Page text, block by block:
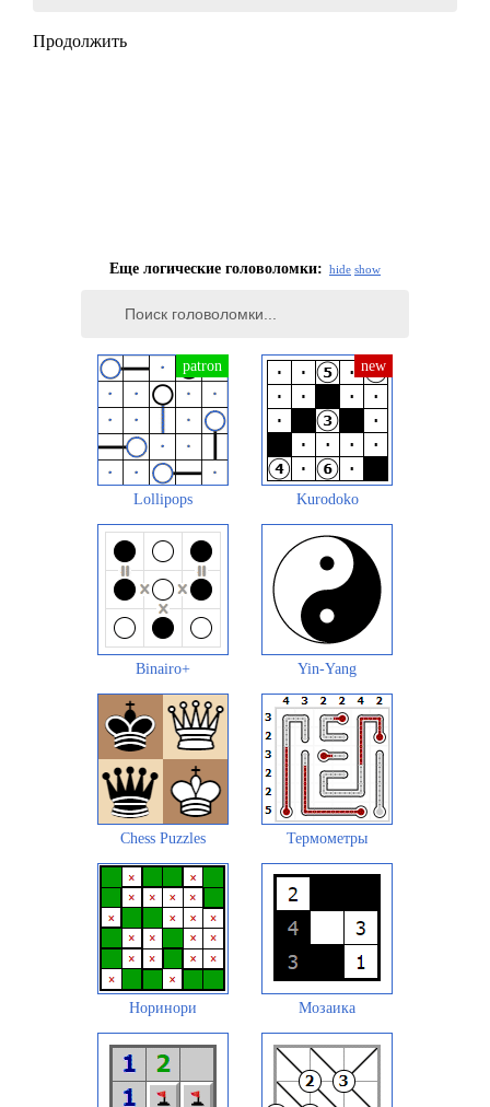
Продолжить
Еще логические головоломки: hide show
Lollipops Kurodoko
Binairo+ Yin-Yang
Chess Puzzles Термометры
Норинори Мозаика